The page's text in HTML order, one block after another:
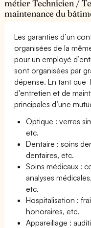
métier Technicien /
maintenance du
Les garanties d’un
organisées de la
pour un employé
sont organisées par
dépense. En tant que
d'entretien et de
principales d’une
Optique : verres
etc.
Dentaire : soins
dentaires, etc.
Soins médicaux :
analyses
etc.
Hospitalisation :
honoraires, etc.
Appareillage :